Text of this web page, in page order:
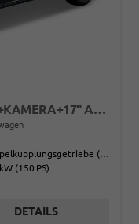
MONTE CARLO PANO+MATRIX+KAMERA+17" ALU+SHZ
Doppelkupplungsgetriebe (DSG)
(150 PS)
DETAILS